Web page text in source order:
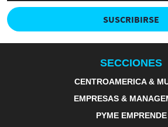
SUSCRIBIRSE
SECCIONES
CENTROAMERICA &
EMPRESAS &
PYME EMPRENDE